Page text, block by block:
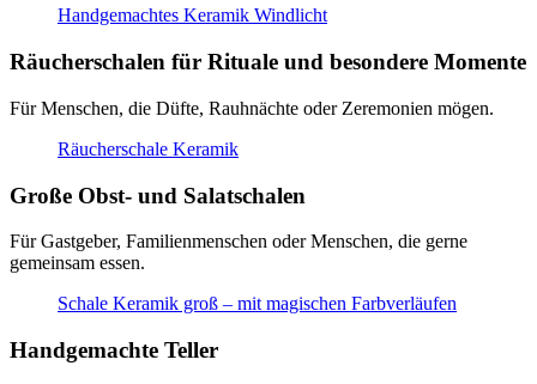
Handgemachtes Keramik Windlicht
Räucherschalen für Rituale und besondere Momente
Für Menschen, die Düfte, Rauhnächte oder Zeremonien mögen.
Räucherschale Keramik
Große Obst- und Salatschalen
Für Gastgeber, Familienmenschen oder Menschen, die gerne
gemeinsam essen.
Schale Keramik groß – mit magischen Farbverläufen
Handgemachte Teller